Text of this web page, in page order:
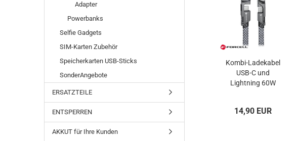
Kombi-Ladekabel
USB-C und
Lightning 60W
chrome
14,90 EUR
Adapter
Powerbanks
Selfie Gadgets
SIM-Karten Zubehör
Speicherkarten USB-Sticks
SonderAngebote
ERSATZTEILE
ENTSPERREN
AKKUT für Ihre Kunden